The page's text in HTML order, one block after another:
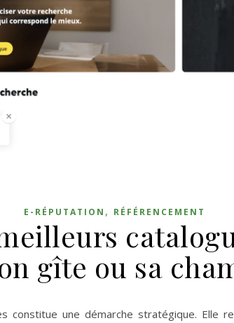
E-RÉPUTATION , RÉFÉRENCEMENT
gîte ou sa
constitue une démarche stratégique. Elle